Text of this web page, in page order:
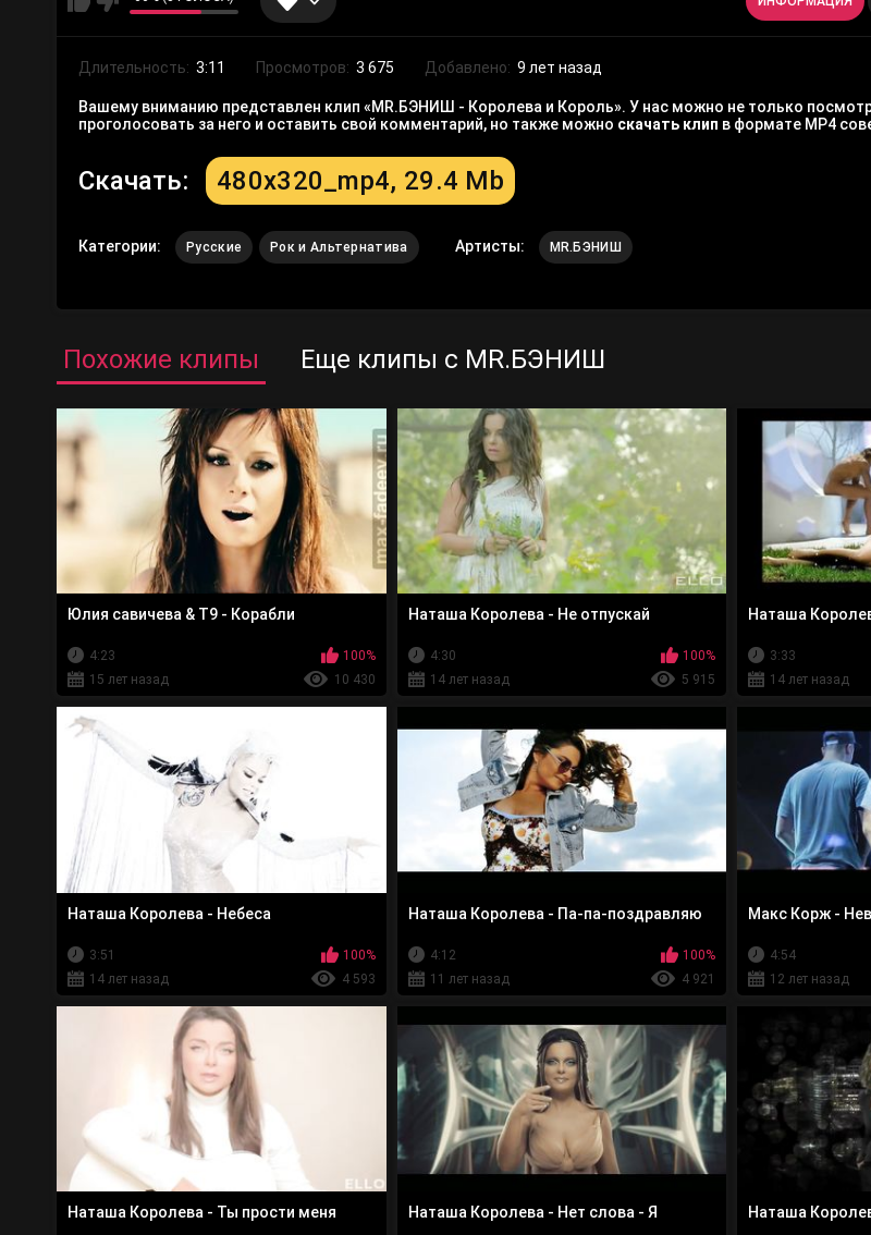
Длительность: 3:11 Просмотров: 3 675 Добавлено: 9 лет назад
Вашему вниманию представлен клип «MR.БЭНИШ - Королева и Король». У нас можно не только
проголосовать за него и оставить свой комментарий, но также можно скачать клип в формате MP4
Скачать: 480x320_mp4, 29.4 Mb
Категории: Русские Рок и Альтернатива Артисты: MR.БЭНИШ
Похожие клипы Еще клипы с MR.БЭНИШ
Юлия савичева & T9 - Корабли
4:23
100%
15 лет назад
10 430
Наташа Королева - Не отпускай
4:30
100%
14 лет назад
5 915
Наташа
3:33
14 лет назад
Наташа Королева - Небеса
3:51
100%
14 лет назад
4 593
Наташа Королева - Па-па-поздравляю
4:12
100%
11 лет назад
4 921
Макс Корж -
4:54
12 лет назад
Наташа Королева - Ты прости меня Наташа Королева - Нет слова - Я Наташа